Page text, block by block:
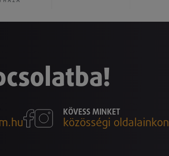
KÖVESS MINKET
közösségi oldalainkon